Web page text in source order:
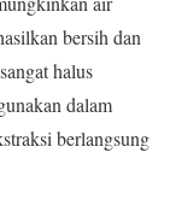
bersih dan
halus
dalam
berlangsung